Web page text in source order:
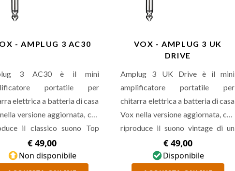
- AMPLUG 3 AC30
3 AC30 è il mini
portatile per
elettrica a batteria di casa
versione aggiornata, che
il classico suono Top
dell'AC30. Presenta effetti
quali Tremolo, Chorus,
€ 49,00
Non disponibile
VOX - AMPLUG 3 UK
DRIVE
Amplug 3 UK Drive è il mini
amplificatore portatile per
chitarra elettrica a batteria di casa
Vox nella versione aggiornata, che
riproduce il suono vintage di un
classico stack inglese, ispirato alla
Plexi del 1968. Presenta effetti
€ 49,00
Disponibile